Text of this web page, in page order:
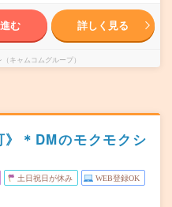
む 詳しく見る
キャムコムグループ）
》＊DMのモクモクシ
土日祝日が休み WEB登録OK